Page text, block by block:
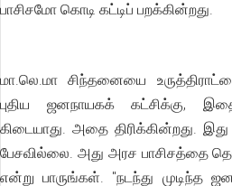
பாசிசமோ கொடி கட்டிப் பறக்கின்றது.
மா.லெ.மா சிந்தனையை
புதிய ஜனநாயகக் கட்சிக்கு,
கிடையாது. அதை திரிக்கின்றது.
பேசவில்லை. அது அரச பாசிசத்தை
என்று பாருங்கள். "நடந்து முடிந்த